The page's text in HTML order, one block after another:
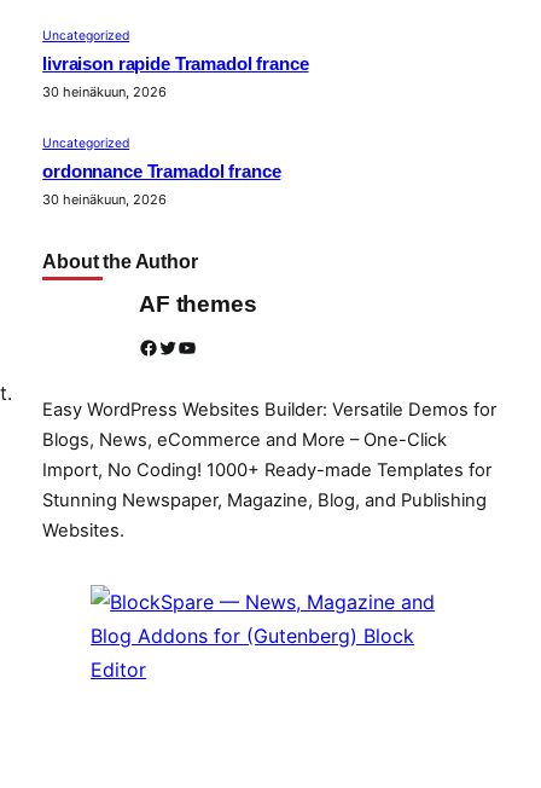
Uncategorized
livraison rapide Tramadol france
30 heinäkuun, 2026
Uncategorized
ordonnance Tramadol france
30 heinäkuun, 2026
About the Author
AF themes
Facebook Twitter YouTube
Easy WordPress Websites Builder: Versatile Demos for
Blogs, News, eCommerce and More – One-Click
Import, No Coding! 1000+ Ready-made Templates for
Stunning Newspaper, Magazine, Blog, and Publishing
Websites.